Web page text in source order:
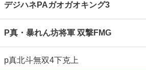
デジハネPAガオガオキング3
P真・暴れん坊将軍 双撃FMG
p真北斗無双4下克上